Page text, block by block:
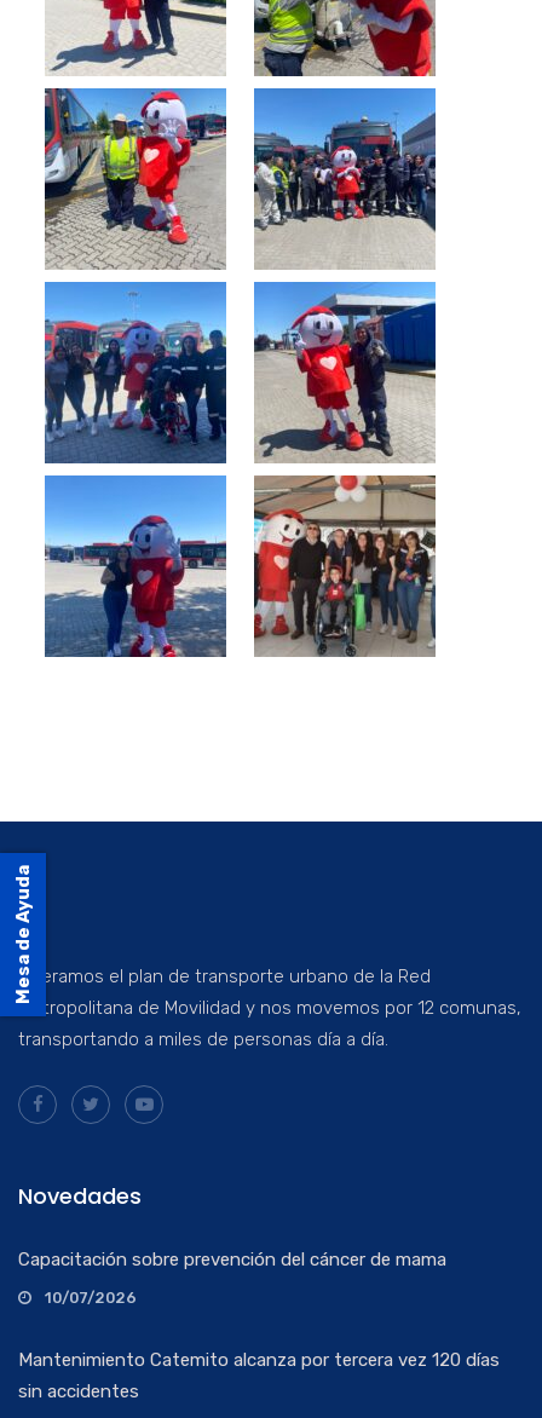
Operamos el plan de transporte urbano de la Red
Metropolitana de Movilidad y nos movemos por 12 comunas,
transportando a miles de personas día a día.
Novedades
Capacitación sobre prevención del cáncer de mama
10/07/2026
Mantenimiento Catemito alcanza por tercera vez 120 días
sin accidentes
Mesa de Ayuda